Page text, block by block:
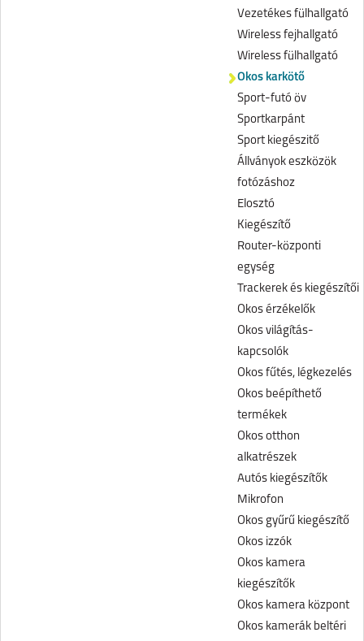
Vezetékes fülhallgató
Wireless fejhallgató
Wireless fülhallgató
Okos karkötő
Sport-futó öv
Sportkarpánt
Sport kiegészitő
Állványok eszközök
fotózáshoz
Elosztó
Kiegészítő
Router-központi
egység
Trackerek és kiegészítői
Okos érzékelők
Okos világítás-
kapcsolók
Okos fűtés, légkezelés
Okos beépíthető
termékek
Okos otthon
alkatrészek
Autós kiegészítők
Mikrofon
Okos gyűrű kiegészítő
Okos izzók
Okos kamera
kiegészítők
Okos kamera központ
Okos kamerák beltéri